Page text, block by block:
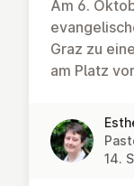
Am 6.
Graz zu
am Platz
14.